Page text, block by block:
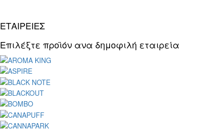
ΕΤΑΙΡΕΙΕΣ
Επιλέξτε προϊόν ανα δημοφιλή εταιρεία